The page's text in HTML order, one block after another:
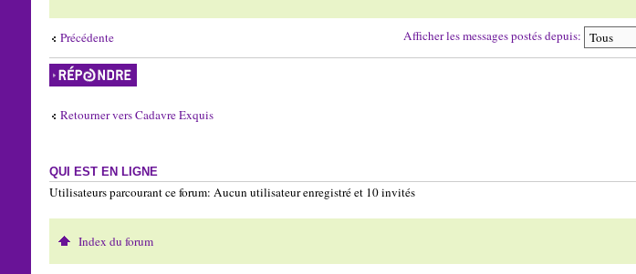
Précédente Afficher les messages postés depuis:
Répondre
Retourner vers Cadavre Exquis
QUI EST EN LIGNE
Utilisateurs parcourant ce forum: Aucun utilisateur enregistré et 10 invités
Index du forum